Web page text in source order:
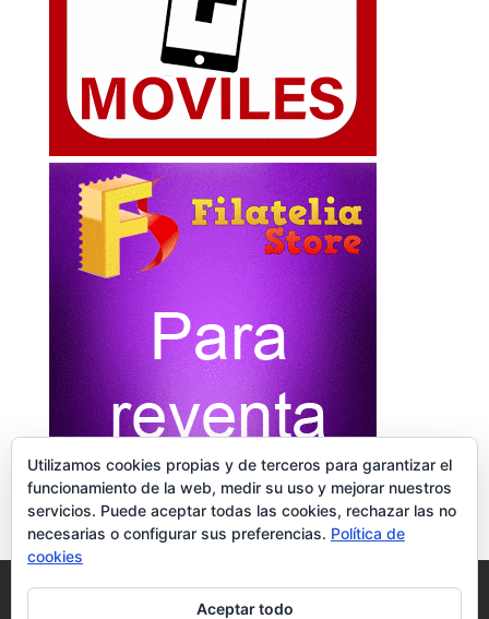
Diseño Web & SEO Legal
Reseñas Google
Contacto
Utilizamos cookies propias y de terceros para garantizar el
funcionamiento de la web, medir su uso y mejorar nuestros
servicios. Puede aceptar todas las cookies, rechazar las no
necesarias o configurar sus preferencias. Política de
cookies
Aceptar todo